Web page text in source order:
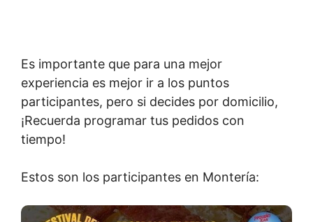
Es importante que para una mejor
experiencia es mejor ir a los puntos
participantes, pero si decides por domicilio,
¡Recuerda programar tus pedidos con
tiempo!
Estos son los participantes en Montería: